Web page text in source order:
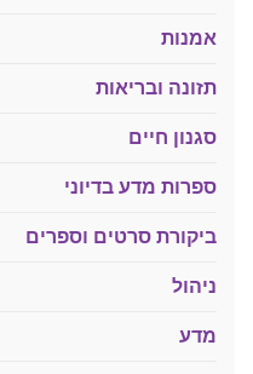
אמנות
תזונה ובריאות
סגנון חיים
ספרות מדע בדיוני
ביקורת סרטים וספרים
ניהול
מדע